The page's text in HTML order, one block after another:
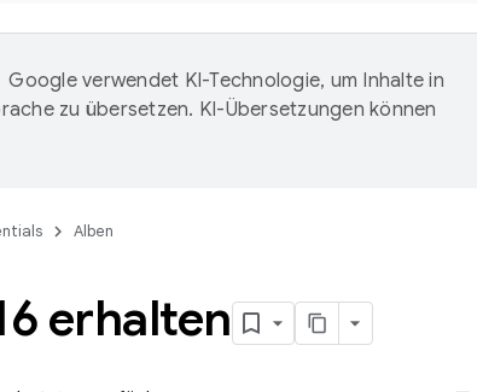
Google verwendet KI-Technologie, um Inhalte in
zu übersetzen. KI-Übersetzungen können
Alben
erhalten